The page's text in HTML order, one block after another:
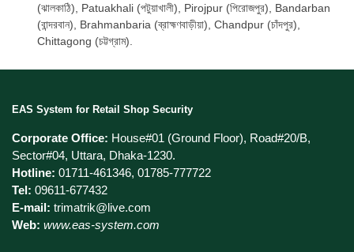
(ঝালকাঠি), Patuakhali (পটুয়াখালী), Pirojpur (পিরোজপুর), Bandarban
(বান্দরবান), Brahmanbaria (ব্রাহ্মণবাড়ীয়া), Chandpur (চাঁদপুর),
Chittagong (চট্টগ্রাম).
EAS System for Retail Shop Security
Corporate Office: House#01 (Ground Floor), Road#20/B,
Sector#04, Uttara, Dhaka-1230.
Hotline: 01711-461346, 01785-777722
Tel: 09611-677432
E-mail: trimatrik@live.com
Web: www.eas-system.com